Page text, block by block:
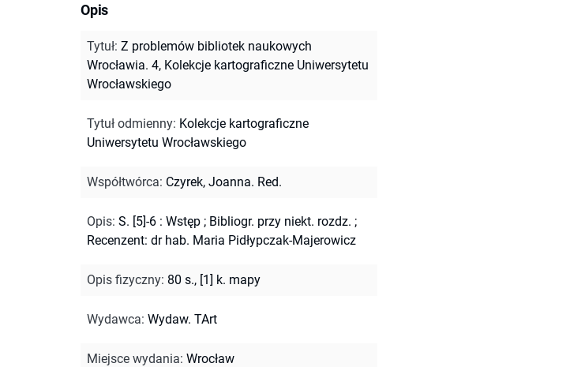
Opis
Tytuł: Z problemów bibliotek naukowych
Wrocławia. 4, Kolekcje kartograficzne Uniwersytetu
Wrocławskiego
Tytuł odmienny: Kolekcje kartograficzne
Uniwersytetu Wrocławskiego
Współtwórca: Czyrek, Joanna. Red.
Opis: S. [5]-6 : Wstęp ; Bibliogr. przy niekt. rozdz. ;
Recenzent: dr hab. Maria Pidłypczak-Majerowicz
Opis fizyczny: 80 s., [1] k. mapy
Wydawca: Wydaw. TArt
Miejsce wydania: Wrocław